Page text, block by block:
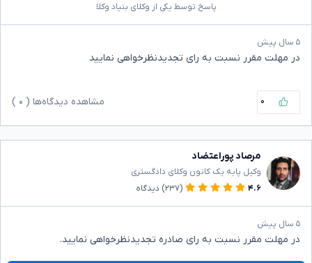
پاسخ توسط یکی از وکلای بنیاد وکلا
۵ سال پیش
در مهلت مقرر نسبت به رای تجدیدنظرخواهی نمایید
۰ مشاهده دیدگاه‌ها ( ۰
مرصاد پوراعتضاد
وکیل پایه یک کانون وکلای دادگستری
۴.۶
(۲۳۷) دیدگاه
۵ سال پیش
در مهلت مقرر نسبت به رای صادره تجدیدنظرخواهی نمایید.